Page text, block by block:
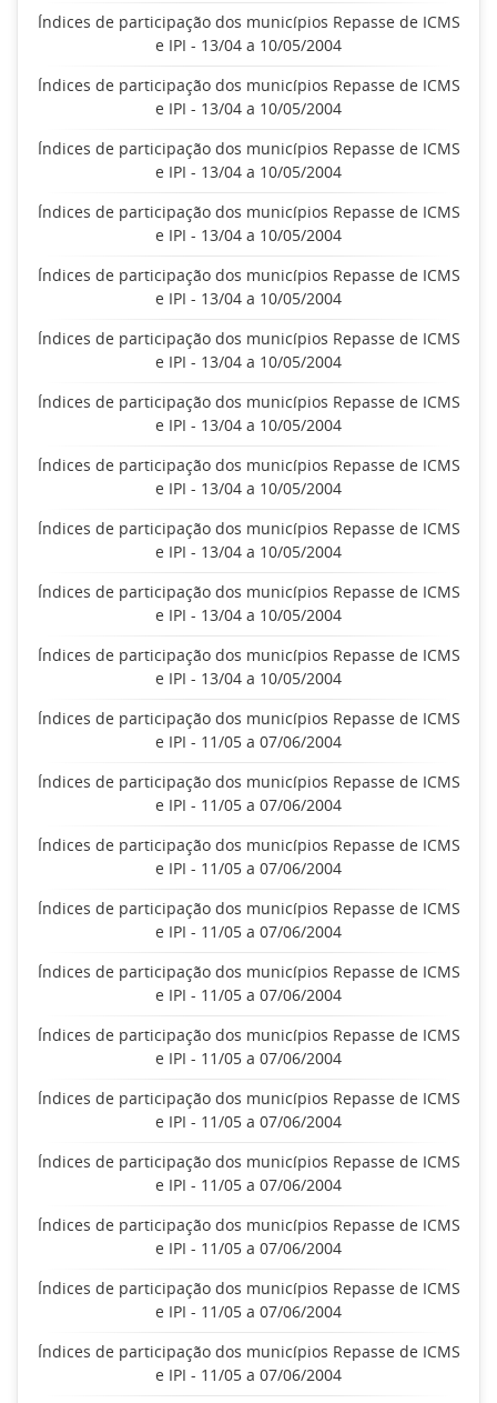
Índices de participação dos municípios Repasse de ICMS
e IPI - 13/04 a 10/05/2004
Índices de participação dos municípios Repasse de ICMS
e IPI - 13/04 a 10/05/2004
Índices de participação dos municípios Repasse de ICMS
e IPI - 13/04 a 10/05/2004
Índices de participação dos municípios Repasse de ICMS
e IPI - 13/04 a 10/05/2004
Índices de participação dos municípios Repasse de ICMS
e IPI - 13/04 a 10/05/2004
Índices de participação dos municípios Repasse de ICMS
e IPI - 13/04 a 10/05/2004
Índices de participação dos municípios Repasse de ICMS
e IPI - 13/04 a 10/05/2004
Índices de participação dos municípios Repasse de ICMS
e IPI - 13/04 a 10/05/2004
Índices de participação dos municípios Repasse de ICMS
e IPI - 13/04 a 10/05/2004
Índices de participação dos municípios Repasse de ICMS
e IPI - 13/04 a 10/05/2004
Índices de participação dos municípios Repasse de ICMS
e IPI - 13/04 a 10/05/2004
Índices de participação dos municípios Repasse de ICMS
e IPI - 11/05 a 07/06/2004
Índices de participação dos municípios Repasse de ICMS
e IPI - 11/05 a 07/06/2004
Índices de participação dos municípios Repasse de ICMS
e IPI - 11/05 a 07/06/2004
Índices de participação dos municípios Repasse de ICMS
e IPI - 11/05 a 07/06/2004
Índices de participação dos municípios Repasse de ICMS
e IPI - 11/05 a 07/06/2004
Índices de participação dos municípios Repasse de ICMS
e IPI - 11/05 a 07/06/2004
Índices de participação dos municípios Repasse de ICMS
e IPI - 11/05 a 07/06/2004
Índices de participação dos municípios Repasse de ICMS
e IPI - 11/05 a 07/06/2004
Índices de participação dos municípios Repasse de ICMS
e IPI - 11/05 a 07/06/2004
Índices de participação dos municípios Repasse de ICMS
e IPI - 11/05 a 07/06/2004
Índices de participação dos municípios Repasse de ICMS
e IPI - 11/05 a 07/06/2004